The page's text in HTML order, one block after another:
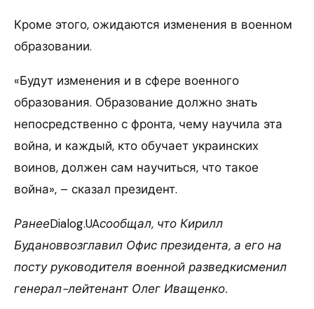
Кроме этого, ожидаются изменения в военном
образовании.
«Будут изменения и в сфере военного
образования. Образование должно знать
непосредственно с фронта, чему научила эта
война, и каждый, кто обучает украинских
воинов, должен сам научиться, что такое
война», – сказал президент.
РанееDialog.UAсообщал, что Кирилл
Будановвозглавил Офис президента, а его на
посту руководителя военной разведкисменил
генерал-лейтенант Олег Иващенко.